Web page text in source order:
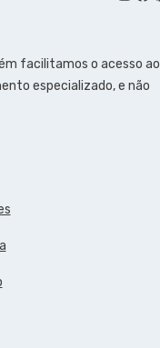
facilitamos o acesso ao
especializado, e não